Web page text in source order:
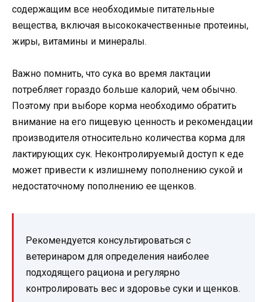
содержащим все необходимые питательные
вещества, включая высококачественные протеины,
жиры, витамины и минералы.
Важно помнить, что сука во время лактации
потребляет гораздо больше калорий, чем обычно.
Поэтому при выборе корма необходимо обратить
внимание на его пищевую ценность и рекомендации
производителя относительно количества корма для
лактирующих сук. Неконтролируемый доступ к еде
может привести к излишнему пополнению сукой и
недостаточному пополнению ее щенков.
Рекомендуется консультироваться с
ветеринаром для определения наиболее
подходящего рациона и регулярно
контролировать вес и здоровье суки и щенков.